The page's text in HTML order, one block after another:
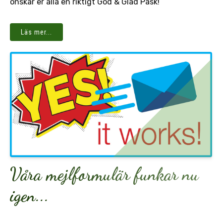
önskar er alla en riktigt God & Glad Påsk!
Läs mer...
Våra mejlformulär funkar nu
igen...